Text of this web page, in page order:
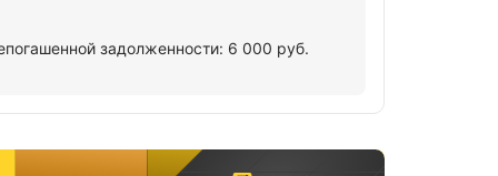
задолженности: 6 000 руб.